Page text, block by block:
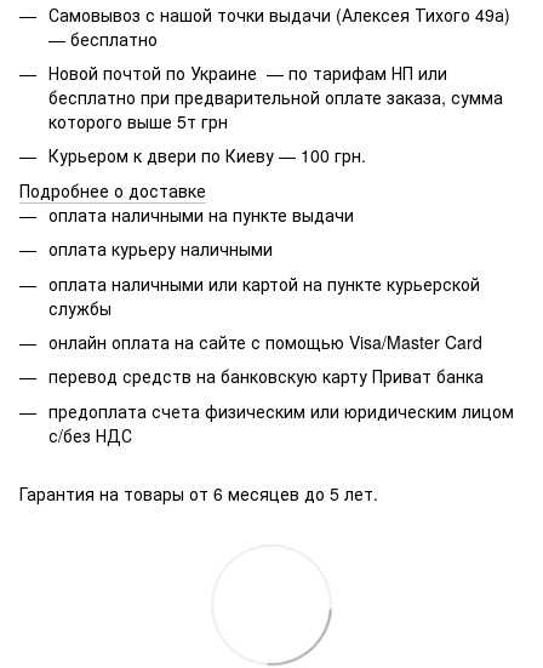
Самовывоз с нашой точки выдачи (Алексея Тихого 49а)
— бесплатно
Новой почтой по Украине — по тарифам НП или
бесплатно при предварительной оплате заказа, сумма
которого выше 5т грн
Курьером к двери по Киеву — 100 грн.
Подробнее о доставке
оплата наличными на пункте выдачи
оплата курьеру наличными
оплата наличными или картой на пункте курьерской
службы
онлайн оплата на сайте с помощью Visa/Master Card
перевод средств на банковскую карту Приват банка
предоплата счета физическим или юридическим лицом
с/без НДС
Гарантия на товары от 6 месяцев до 5 лет.